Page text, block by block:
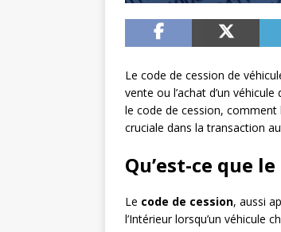
Le code de cession de
vente ou l’achat d’un
le code de cession, comment
cruciale dans la transaction
Qu’est-ce que
Le code de cession, aussi
l’Intérieur lorsqu’un véhicule